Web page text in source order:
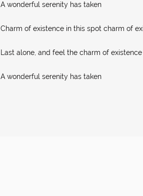
A wonderful serenity has taken
Charm of existence in this spot charm of
Last alone, and feel the charm of
A wonderful serenity has taken